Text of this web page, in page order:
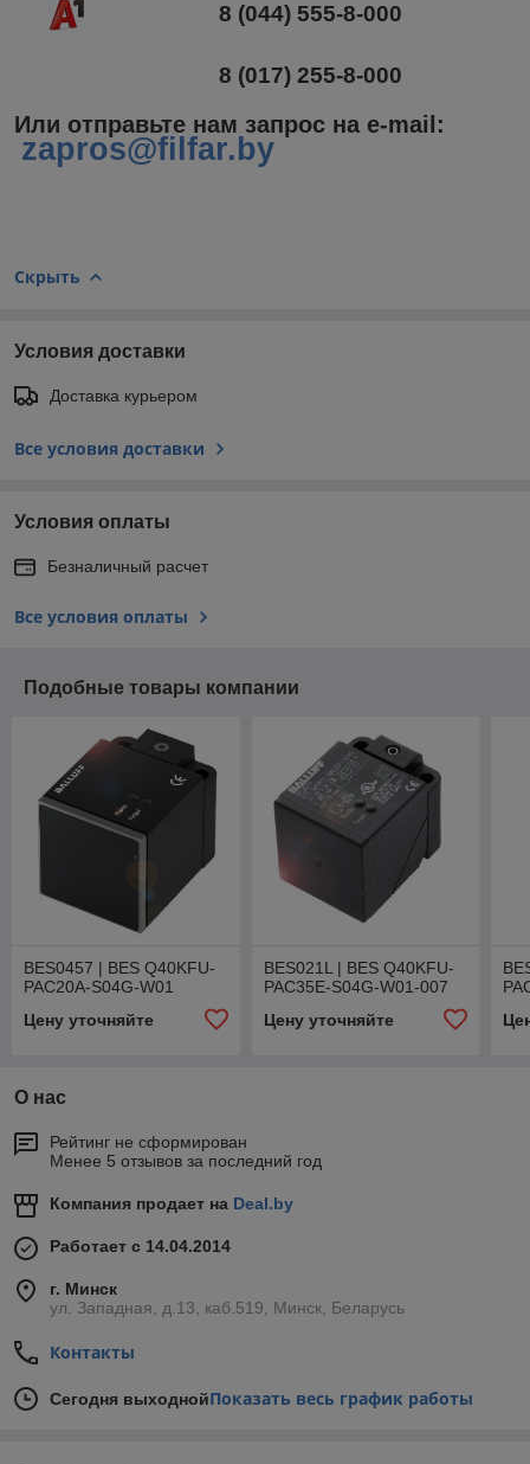
8 (044) 555-8-000
8 (017) 255-8-000
Или отправьте нам запрос на e-mail :
zapros@filfar.by
Скрыть
Условия доставки
Доставка курьером
Все условия доставки
Условия оплаты
Безналичный расчет
Все условия оплаты
Подобные товары компании
BES0457 | BES Q40KFU-
PAC20A-S04G-W01
Цену уточняйте
BES021L | BES Q40KFU-
PAC35E-S04G-W01-007
Цену уточняйте
О нас
Рейтинг не сформирован
Менее 5 отзывов за последний год
Компания продает на Deal.by
Работает с 14.04.2014
г. Минск
ул. Западная, д.13, каб.519, Минск, Беларусь
Контакты
Сегодня выходнойПоказать весь график работы